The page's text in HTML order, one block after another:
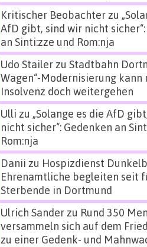
Kritischer Beobachterzu
AfD gibt, sind wir nicht
an Sinti:zze und Rom:nja
Udo Stailerzu Stadtbahn
Wagen“-Modernisierung kann
Insolvenz doch weitergehen
Ulli zu „Solange es die AfD
nicht sicher“: Gedenken an
Rom:nja
Danii zu Hospizdienst
Ehrenamtliche begleiten seit
Sterbende in Dortmund
Ulrich Sanderzu Rund 350
versammeln sich auf dem
zu einer Gedenk- und